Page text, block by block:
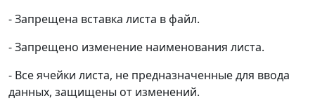
- Запрещена вставка листа в файл.
- Запрещено изменение наименования листа.
- Все ячейки листа, не предназначенные для ввода
данных, защищены от изменений.